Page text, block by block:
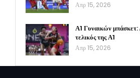
Απρ 15, 2026
Α1 Γυναικών
τελικός της Α1
Απρ 15, 2026